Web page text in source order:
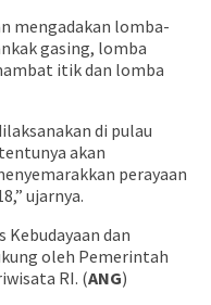
mengadakan lomba-
gasing, lomba
itik dan lomba
di pulau
akan
perayaan
ujarnya.
Kebudayaan dan
oleh Pemerintah
RI. (ANG)